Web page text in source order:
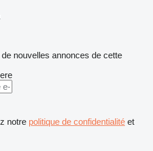
nouvelles annonces de cette
notre politique de confidentialité et